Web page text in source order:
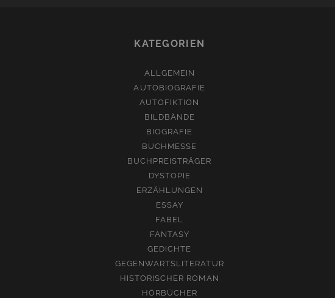
KATEGORIEN
ALLGEMEIN
AUTOBIOGRAFIE
AUTOFIKTION
BILDBÄNDE
BIOGRAFIE
BUCHMESSE
BUCHPREISTRÄGER
DYSTOPIE
ERZÄHLUNGEN
ESSAY
FABEL
FANTASY
GEDICHTE
GEGENWARTSLITERATUR
HISTORISCHER ROMAN
HÖRBÜCHER